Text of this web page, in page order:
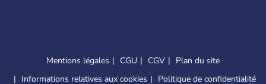
Mentions légales CGU CGV
Plan du site
Informations relatives aux cookies
Politique de confidentialité